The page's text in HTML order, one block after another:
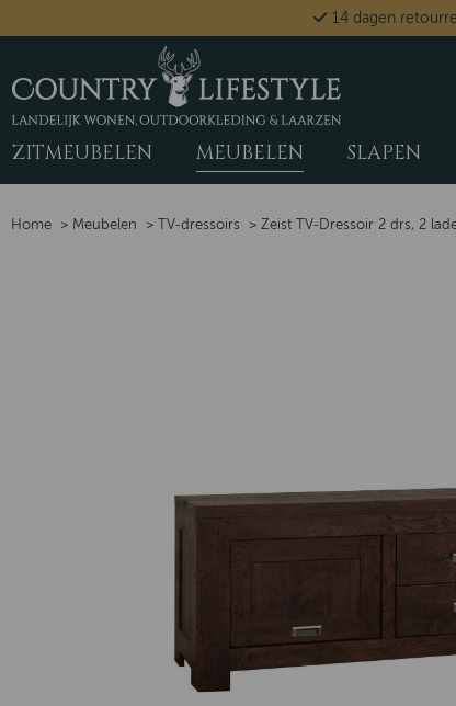
14 dagen
ZITMEUBELEN MEUBELEN SLAPEN
Home > Meubelen > TV-dressoirs > Zeist TV-Dressoir 2 drs, 2